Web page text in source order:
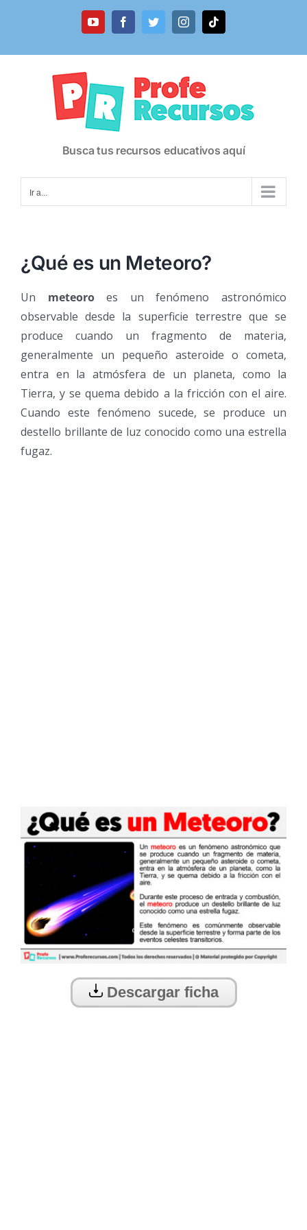
YouTubeFacebookTwitterInstagramTiktok
Busca tus recursos educativos aquí
Ir a...
¿Qué es un Meteoro?
Un meteoroes un fenómeno astronómico
observable desde la superficie terrestre que se
produce cuando un fragmento de materia,
generalmente un pequeño asteroide o cometa,
entra en la atmósfera de un planeta, como la
Tierra, y se quema debido a la fricción con el aire.
Cuando este fenómeno sucede, se produce un
destello brillante de luz conocido como una estrella
fugaz.
Descargar ficha